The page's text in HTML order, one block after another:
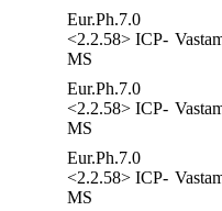
Eur.Ph.7.0
<2.2.58> ICP-
MS
Eur.Ph.7.0
<2.2.58> ICP-
MS
Eur.Ph.7.0
<2.2.58> ICP-
MS